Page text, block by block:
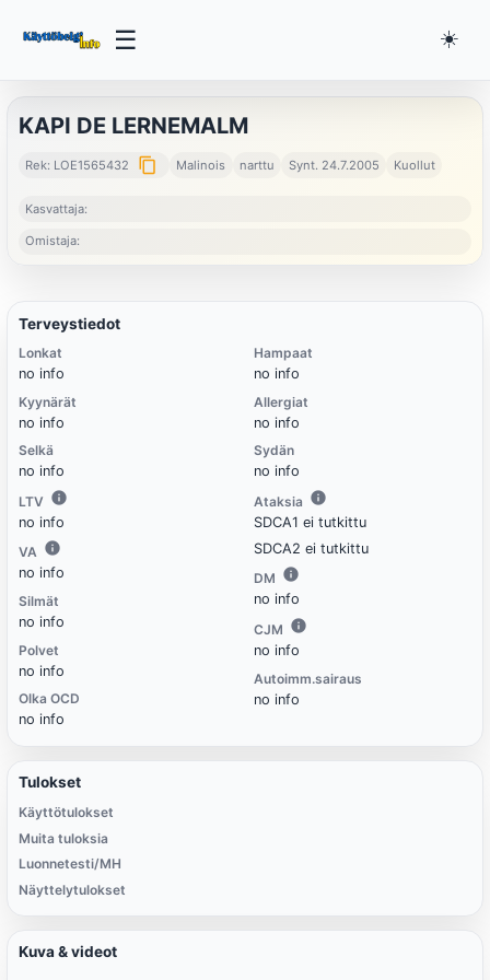
☰ ☀️
KAPI DE LERNEMALM
Rek: LOE1565432 content_copy Malinois narttu Synt. 24.7.2005 Kuollut
Kasvattaja:
Omistaja:
Terveystiedot
Lonkat
no info
Kyynärät
no info
Selkä
no info
LTV
no info
VA
no info
Silmät
no info
Polvet
no info
Olka OCD
no info
Hampaat
no info
Allergiat
no info
Sydän
no info
Ataksia
SDCA1 ei tutkittu
SDCA2 ei tutkittu
DM
no info
CJM
no info
Autoimm.sairaus
no info
Tulokset
Käyttötulokset
Muita tuloksia
Luonnetesti/MH
Näyttelytulokset
Kuva & videot